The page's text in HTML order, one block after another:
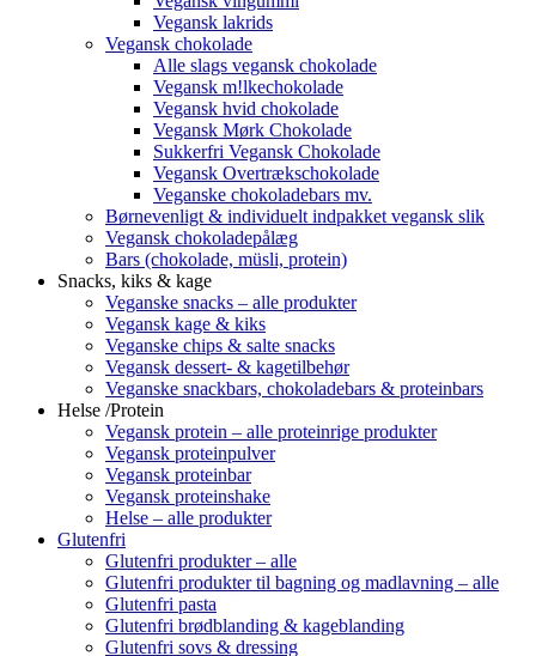
Vegansk lakrids
Vegansk chokolade
Alle slags vegansk chokolade
Vegansk m!lkechokolade
Vegansk hvid chokolade
Vegansk Mørk Chokolade
Sukkerfri Vegansk Chokolade
Vegansk Overtrækschokolade
Veganske chokoladebars mv.
Børnevenligt & individuelt indpakket vegansk slik
Vegansk chokoladepålæg
Bars (chokolade, müsli, protein)
Snacks, kiks & kage
Veganske snacks – alle produkter
Vegansk kage & kiks
Veganske chips & salte snacks
Vegansk dessert- & kagetilbehør
Veganske snackbars, chokoladebars & proteinbars
Helse /Protein
Vegansk protein – alle proteinrige produkter
Vegansk proteinpulver
Vegansk proteinbar
Vegansk proteinshake
Helse – alle produkter
Glutenfri
Glutenfri produkter – alle
Glutenfri produkter til bagning og madlavning – alle
Glutenfri pasta
Glutenfri brødblanding & kageblanding
Glutenfri sovs & dressing